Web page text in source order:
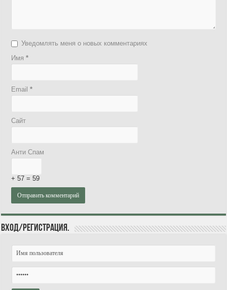
Уведомлять меня о новых комментариях
Имя*
Email*
Сайт
Анти Спам
+ 57 = 59
Вход/Регистрация.